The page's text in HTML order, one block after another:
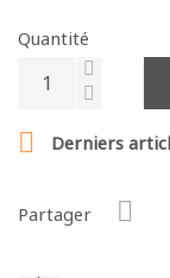
Quantité

Derniers
Partager